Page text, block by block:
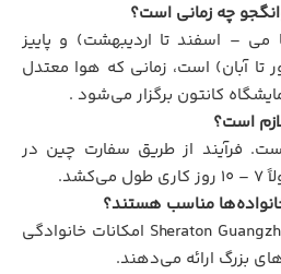
چه زمانی است؟
می – اسفند تا اردیبهشت) و پاییز
تا آبان) است، زمانی که هوا معتدل
کانتون برگزار می‌شود .
است؟
فرآیند از طریق سفارت چین در
مناسب هستند؟
بله، بسیاری مانند Sheraton Guangzhou Hotel امکانات خانوادگی
بزرگ ارائه می‌دهند.